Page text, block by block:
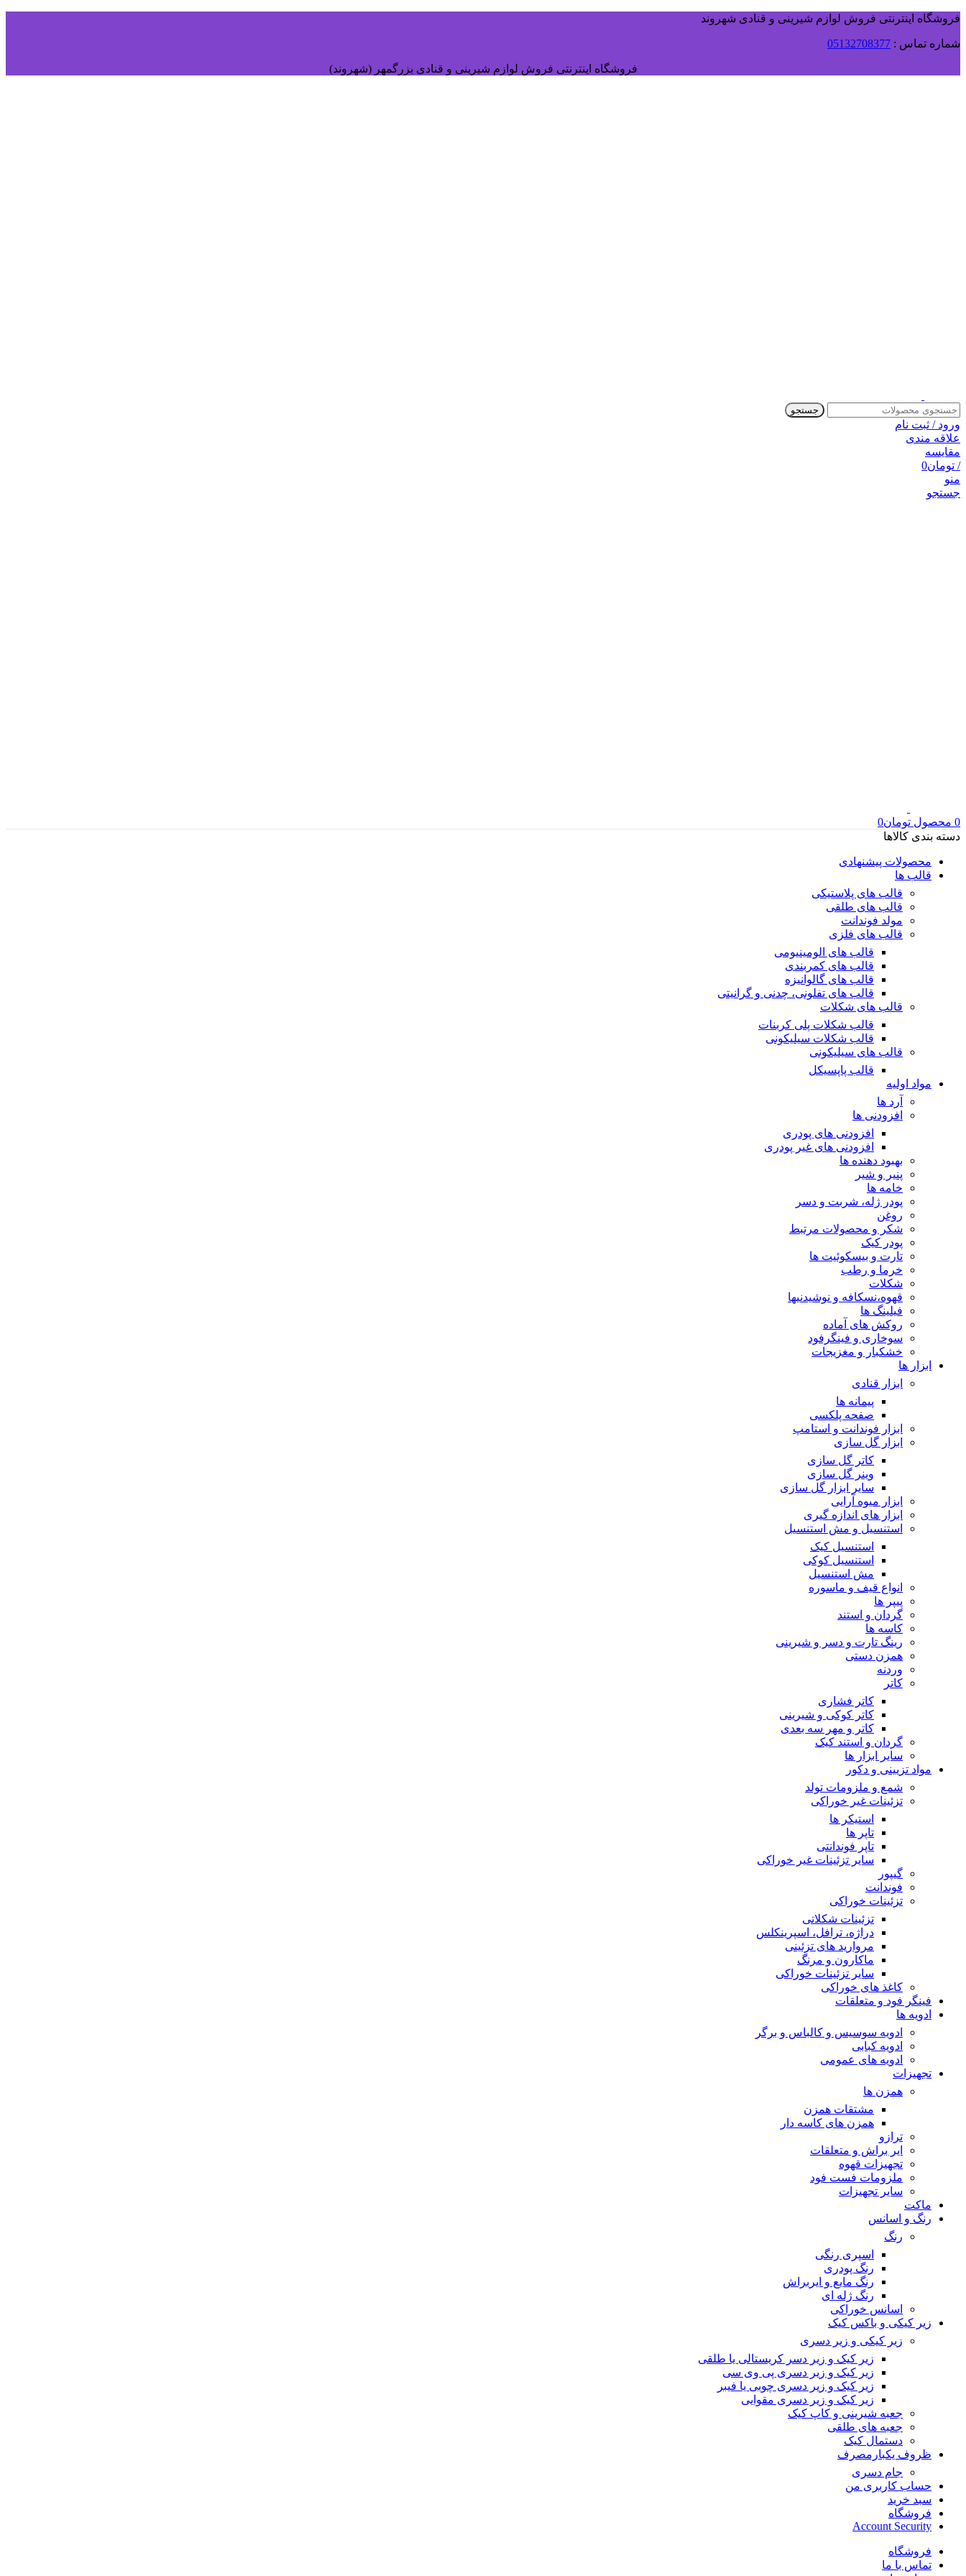
فروشگاه اینترنتی فروش لوازم شیرینی و قنادی شهروند
شماره تماس : 05132708377
فروشگاه اینترنتی فروش لوازم شیرینی و قنادی بزرگمهر (شهروند)
جستجو
ورود / ثبت نام
علاقه مندی
مقایسه
/ تومان0
منو
جستجو
0 محصول تومان0
دسته بندی کالاها
محصولات پیشنهادی
قالب ها
قالب های پلاستیکی
قالب های طلقی
مولد فوندانت
قالب های فلزی
قالب های الومینیومی
قالب های کمربندی
قالب های گالوانیزه
قالب های تفلونی، چدنی و گرانیتی
قالب های شکلات
قالب شکلات پلی کربنات
قالب شکلات سیلیکونی
قالب های سیلیکونی
قالب پاپسیکل
مواد اولیه
آرد ها
افزودنی ها
افزودنی های پودری
افزودنی های غیر پودری
بهبود دهنده ها
پنیر و شیر
خامه ها
پودر ژله، شربت و دسر
روغن
شکر و محصولات مرتبط
پودر کیک
تارت و بیسکوئیت ها
خرما و رطب
شکلات
قهوه،نسکافه و نوشیدنیها
فیلینگ ها
روکش های آماده
سوخاری و فینگرفود
خشکبار و مغزیجات
ابزار ها
ابزار قنادی
پیمانه ها
صفحه پلکسی
ابزار فوندانت و استامپ
ابزار گل سازی
کاتر گل سازی
وینر گل سازی
سایر ابزار گل سازی
ابزار میوه آرایی
ابزار های اندازه گیری
استنسیل و مش استنسیل
استنسیل کیک
استنسیل کوکی
مش استنسیل
انواع قیف و ماسوره
پیپر ها
گردان و استند
کاسه ها
رینگ تارت و دسر و شیرینی
همزن دستی
وردنه
کاتر
کاتر فشاری
کاتر کوکی و شیرینی
کاتر و مهر سه بعدی
گردان و استند کیک
سایر ابزار ها
مواد تزیینی و دکور
شمع و ملزومات تولد
تزئینات غیر خوراکی
استیکر ها
تاپر ها
تاپر فوندانتی
سایر تزئینات غیر خوراکی
گیپور
فوندانت
تزئینات خوراکی
تزئینات شکلاتی
دراژه، ترافل، اسپرینکلس
مروارید های تزئینی
ماکارون و مرنگ
سایر تزئینات خوراکی
کاغذ های خوراکی
فینگر فود و متعلقات
ادویه ها
ادویه سوسیس و کالباس و برگر
ادویه کبابی
ادویه های عمومی
تجهیزات
همزن ها
مشتقات همزن
همزن های کاسه دار
ترازو
ایر براش و متعلقات
تجهیزات قهوه
ملزومات فست فود
سایر تجهیزات
ماکت
رنگ و اسانس
رنگ
اسپری رنگی
رنگ پودری
رنگ مایع و ایربراش
رنگ ژله ای
اسانس خوراکی
زیر کیکی و باکس کیک
زیر کیکی و زیر دسری
زیر کیک و زیر دسر کریستالی یا طلقی
زیر کیک و زیر دسری پی وی سی
زیر کیک و زیر دسری چوبی یا فیبر
زیر کیک و زیر دسری مقوایی
جعبه شیرینی و کاپ کیک
جعبه های طلقی
دستمال کیک
ظروف یکبارمصرف
جام دسری
حساب کاربری من
سبد خرید
فروشگاه
Account Security
فروشگاه
تماس با ما